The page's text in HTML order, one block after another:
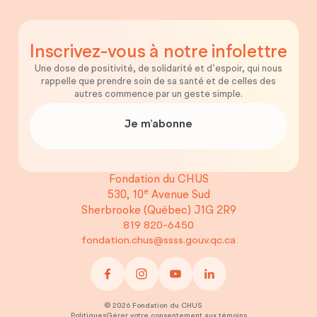
Inscrivez-vous à notre infolettre
Une dose de positivité, de solidarité et d’espoir, qui nous
rappelle que prendre soin de sa santé et de celles des
autres commence par un geste simple.
Je m’abonne
Fondation du CHUS
530, 10eAvenue Sud
Sherbrooke (Québec) J1G 2R9
819 820-6450
fondation.chus@ssss.gouv.qc.ca
©2026 Fondation du CHUS